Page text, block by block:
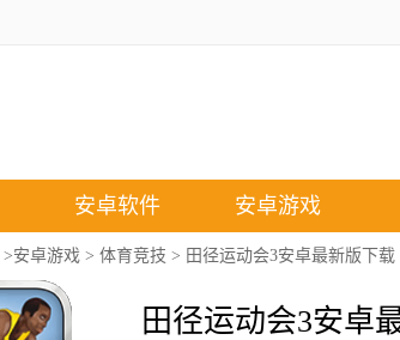
安卓软件 安卓游戏
>安卓游戏 > 体育竞技 > 田径运动会3安卓最新版下载
田径运动会3安卓